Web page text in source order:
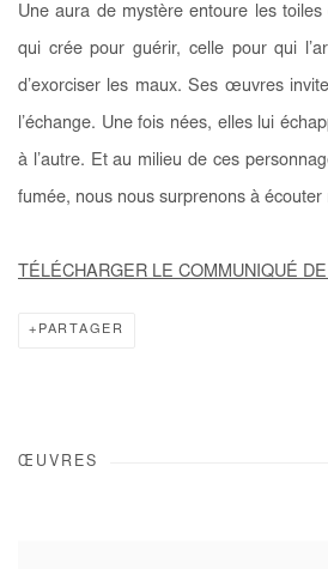
Une aura de mystère entoure les
qui crée pour guérir, celle pour qui
d’exorciser les maux. Ses œuvres
l’échange. Une fois nées, elles lui
à l’autre. Et au milieu de ces
fumée, nous nous surprenons à
TÉLÉCHARGER LE COMMUNIQUÉ
PARTAGER
ŒUVRES